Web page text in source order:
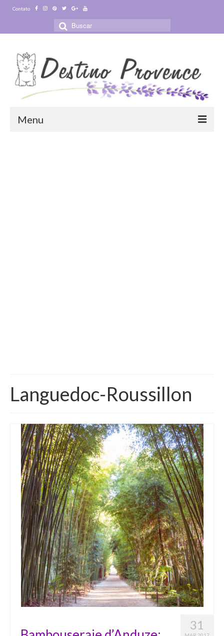
Contato
Buscar
por:
Menu
Languedoc-Roussillon
31